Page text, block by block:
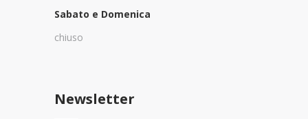
Sabato e Domenica
chiuso
Newsletter